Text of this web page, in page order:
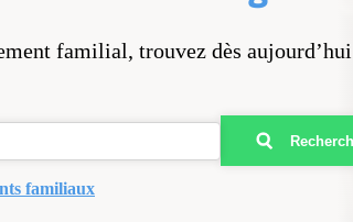
familial, trouvez dès
familiaux